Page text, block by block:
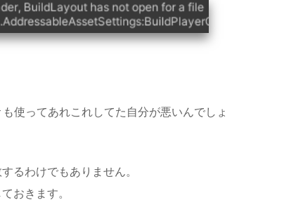
使ってあれこれしてた自分が悪いんでしょ
るわけでもありません。
おきます。